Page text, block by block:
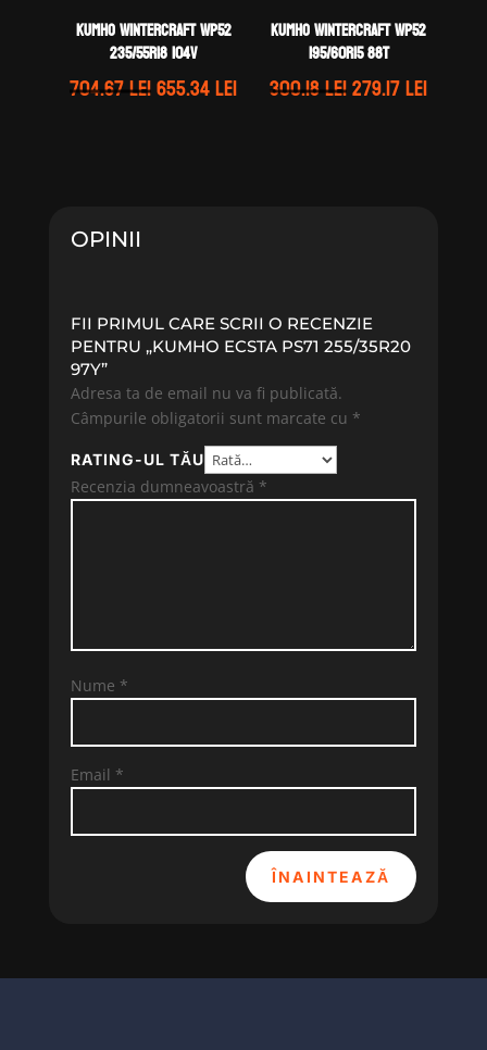
Kumho WINTERCRAFT WP52
235/55R18 104V
704.67leiPrețul
655.34leiPrețul
Kumho WINTERCRAFT WP52
195/60R15 88T
300.18leiPrețul
279.17leiPrețul
OPINII
FII PRIMUL CARE SCRII O RECENZIE
PENTRU „KUMHO ECSTA PS71 255/35R20
97Y”
Adresa ta de email nu va fi publicată.
Câmpurile obligatorii sunt marcate cu *
RATING-UL TĂU
Recenzia dumneavoastră *
Nume *
Email *
ÎNAINTEAZĂ